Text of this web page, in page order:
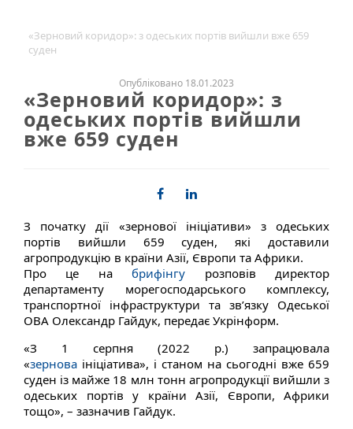
«Зерновий коридор»: з одеських портів вийшли вже 659
суден
Опубліковано 18.01.2023
«Зерновий коридор»: з
одеських портів вийшли
вже 659 суден
З початку дії «зернової ініціативи» з одеських
портів вийшли 659 суден, які доставили
агропродукцію в країни Азії, Європи та Африки.
Про це набрифінгу розповів директор
департаменту морегосподарського комплексу,
транспортної інфраструктури та зв’язку Одеської
ОВА Олександр Гайдук, передає Укрінформ.
«З 1 серпня (2022 р.) запрацювала
«зернова ініціатива», і станом на сьогодні вже 659
суден із майже 18 млн тонн агропродукції вийшли з
одеських портів у країни Азії, Європи, Африки
тощо», – зазначив Гайдук.